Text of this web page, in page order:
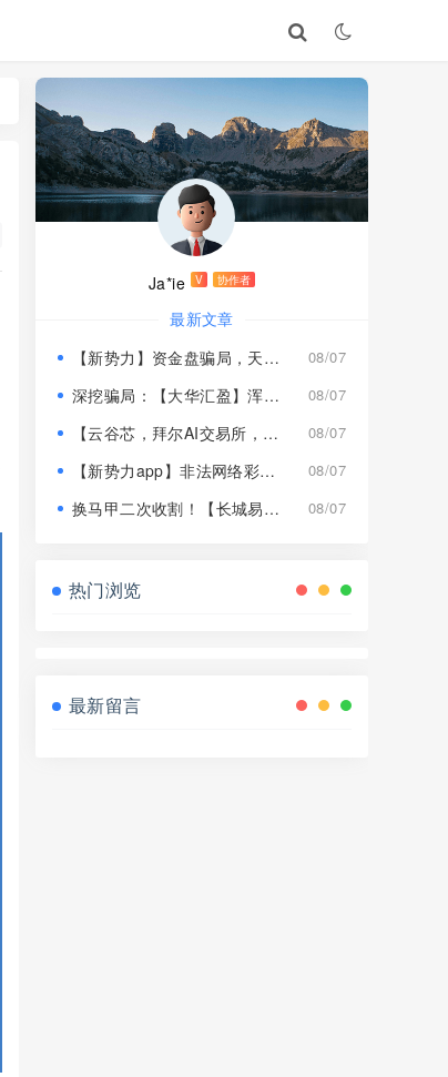
Ja*ie V 协作者
最新文章
【新势力】资金盘骗局，天宫国际和平娱乐的狗推换个马甲又来割韭菜！
08/07
深挖骗局：【大华汇盈】浑身造假，冒用演员充当总监，啼笑皆非！ 08/07
【云谷芯，拜尔AI交易所，塔吉跨境电商】这3个项目都是骗局，近期跑路跟即将崩盘收割，赶紧远离！ 08/07
【新势力app】非法网络彩票骗局，“天宫国际”和“和平娱乐”骗子搞的杀猪盘，远离！ 08/07
换马甲二次收割！【长城易趣】平移【康盛科技】又是致命骗局！ 08/07
热门浏览
最新留言